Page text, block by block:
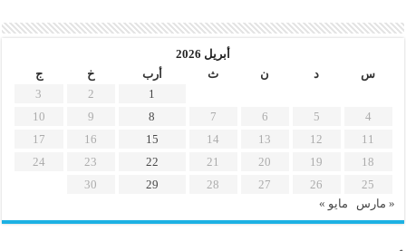
أبريل 2026
س
د ن ث أرب خ
ج
1
2
3
4
5
6
7
8
9
10
11
12
13
14
15
16
17
18
19
20
21
22
23
24
25
26
27
28
29
30
« مارس
مايو »